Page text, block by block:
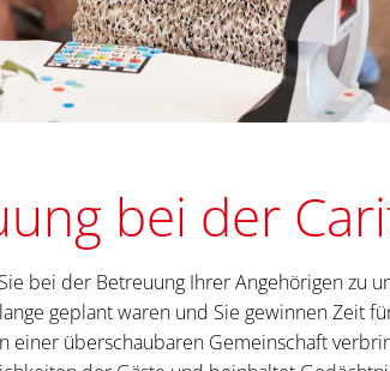
bei der
bei der Betreuung Ihrer Angehörigen zu
geplant waren und Sie gewinnen Zeit
einer überschaubaren Gemeinschaft